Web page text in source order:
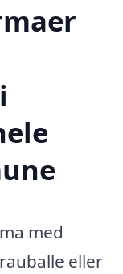
med
eller